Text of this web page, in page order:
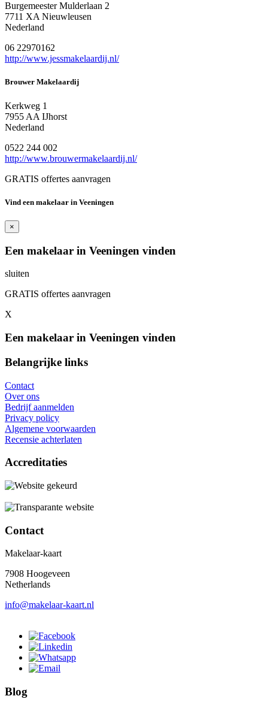
Burgemeester Mulderlaan 2
7711 XA Nieuwleusen
Nederland
06 22970162
http://www.jessmakelaardij.nl/
Brouwer Makelaardij
Kerkweg 1
7955 AA IJhorst
Nederland
0522 244 002
http://www.brouwermakelaardij.nl/
GRATIS offertes aanvragen
Vind een makelaar in Veeningen
×
Een makelaar in Veeningen vinden
sluiten
GRATIS offertes aanvragen
X
Een makelaar in Veeningen vinden
Belangrijke links
Contact
Over ons
Bedrijf aanmelden
Privacy policy
Algemene voorwaarden
Recensie achterlaten
Accreditaties
Contact
Makelaar-kaart
7908 Hoogeveen
Netherlands
info@makelaar-kaart.nl
Blog